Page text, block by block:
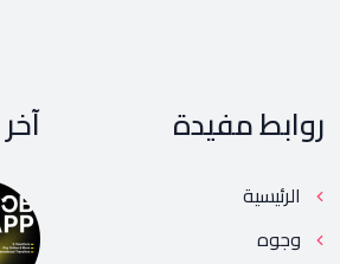
روابط مفيدة
الرئيسية
وجوه